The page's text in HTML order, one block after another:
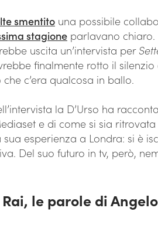
smentito una possibile
stagione parlavano chiaro.
uscita un’intervista per
finalmente rotto il silenzio
c’era qualcosa in ballo.
la D’Urso ha
e di come si sia
esperienza a Londra: si è
Del suo futuro in tv, però,
le parole di